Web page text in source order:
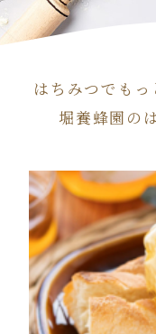
はちみつでもっ
堀養蜂園の